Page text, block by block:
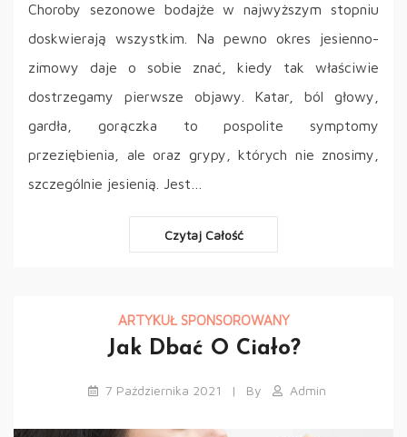
Choroby sezonowe bodajże w najwyższym stopniu
doskwierają wszystkim. Na pewno okres jesienno-
zimowy daje o sobie znać, kiedy tak właściwie
dostrzegamy pierwsze objawy. Katar, ból głowy,
gardła, gorączka to pospolite symptomy
przeziębienia, ale oraz grypy, których nie znosimy,
szczególnie jesienią. Jest…
Czytaj Całość
ARTYKUŁ SPONSOROWANY
Jak Dbać O Ciało?
7 Października 2021 By Admin